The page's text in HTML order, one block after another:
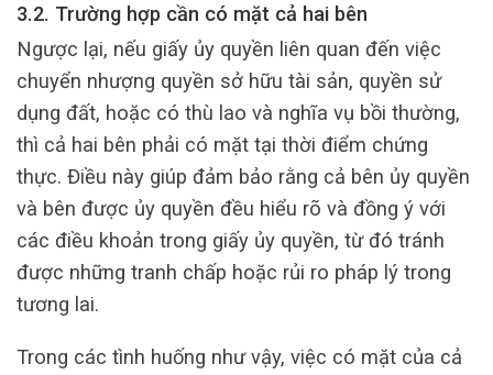
3.2. Trường hợp cần có mặt cả hai bên
Ngược lại, nếu giấy ủy quyền liên quan đến việc
chuyển nhượng quyền sở hữu tài sản, quyền sử
dụng đất, hoặc có thù lao và nghĩa vụ bồi thường,
thì cả hai bên phải có mặt tại thời điểm chứng
thực. Điều này giúp đảm bảo rằng cả bên ủy quyền
và bên được ủy quyền đều hiểu rõ và đồng ý với
các điều khoản trong giấy ủy quyền, từ đó tránh
được những tranh chấp hoặc rủi ro pháp lý trong
tương lai.
Trong các tình huống như vậy, việc có mặt của cả